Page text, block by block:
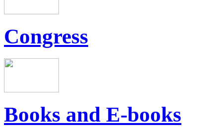
Congress
Books and E-books